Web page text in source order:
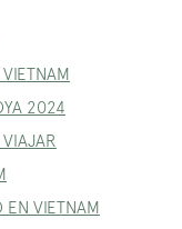
2024
EN VIETNAM